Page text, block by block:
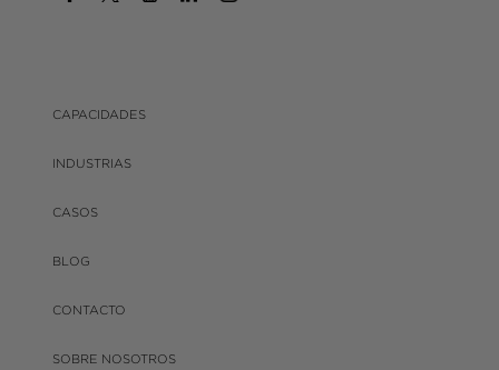
CAPACIDADES
INDUSTRIAS
CASOS
BLOG
CONTACTO
SOBRE NOSOTROS